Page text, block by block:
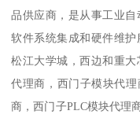
品供应商，是从事工业
软件系统集成和硬件维
松江大学城，西边和重
代理商，西门子模块代
商，西门子PLC模块代理